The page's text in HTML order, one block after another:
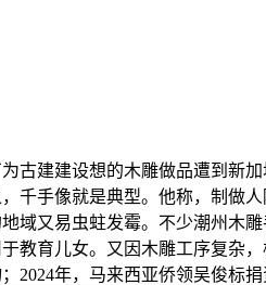
古建建设想的木雕做品遭到新
千手像就是典型。他称，制做
域又易虫蛀发霉。不少潮州木
教育儿女。又因木雕工序复杂
年，马来西亚侨领吴俊标